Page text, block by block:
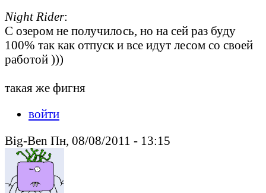
Night Rider:
С озером не получилось, но на сей раз буду
100% так как отпуск и все идут лесом со своей
работой )))
такая же фигня
войти
Big-Ben Пн, 08/08/2011 - 13:15